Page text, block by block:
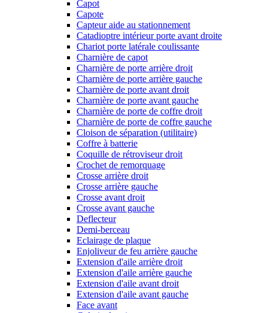
Capot
Capote
Capteur aide au stationnement
Catadioptre intérieur porte avant droite
Chariot porte latérale coulissante
Charnière de capot
Charnière de porte arrière droit
Charnière de porte arrière gauche
Charnière de porte avant droit
Charnière de porte avant gauche
Charnière de porte de coffre droit
Charnière de porte de coffre gauche
Cloison de séparation (utilitaire)
Coffre à batterie
Coquille de rétroviseur droit
Crochet de remorquage
Crosse arrière droit
Crosse arrière gauche
Crosse avant droit
Crosse avant gauche
Deflecteur
Demi-berceau
Eclairage de plaque
Enjoliveur de feu arrière gauche
Extension d'aile arrière droit
Extension d'aile arrière gauche
Extension d'aile avant droit
Extension d'aile avant gauche
Face avant